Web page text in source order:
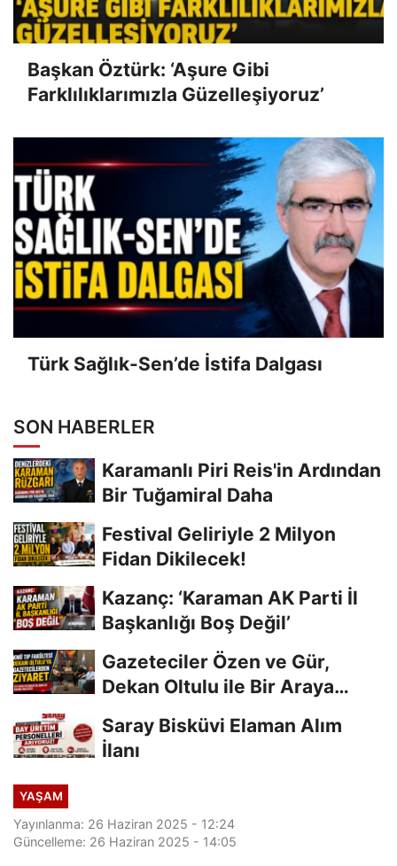
Başkan Öztürk: ‘Aşure Gibi
Farklılıklarımızla Güzelleşiyoruz’
Türk Sağlık-Sen’de İstifa Dalgası
SON HABERLER
Karamanlı Piri Reis'in Ardından
Bir Tuğamiral Daha
Festival Geliriyle 2 Milyon
Fidan Dikilecek!
Kazanç: ‘Karaman AK Parti İl
Başkanlığı Boş Değil’
Gazeteciler Özen ve Gür,
Dekan Oltulu ile Bir Araya
Saray Bisküvi Elaman Alım
İlanı
YAŞAM
Yayınlanma: 26 Haziran 2025 - 12:24
Güncelleme: 26 Haziran 2025 - 14:05